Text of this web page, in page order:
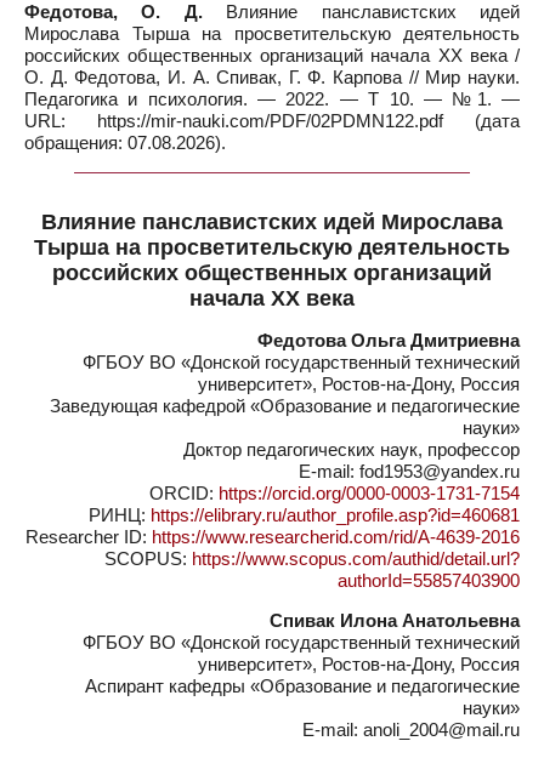
Федотова, О. Д.Влияние панславистских идей
Мирослава Тырша на просветительскую деятельность
российских общественных организаций начала ХХ века /
О. Д. Федотова, И. А. Спивак, Г. Ф. Карпова // Мир науки.
Педагогика и психология. — 2022. — Т 10. — №1. —
URL: https://mir-nauki.com/PDF/02PDMN122.pdf (дата
обращения: 07.08.2026).
Влияние панславистских идей Мирослава
Тырша на просветительскую деятельность
российских общественных организаций
начала ХХ века
Федотова Ольга Дмитриевна
ФГБОУ ВО «Донской государственный технический
университет», Ростов-на-Дону, Россия
Заведующая кафедрой «Образование и педагогические
науки»
Доктор педагогических наук, профессор
E-mail: fod1953@yandex.ru
ORCID: https://orcid.org/0000-0003-1731-7154
РИНЦ: https://elibrary.ru/author_profile.asp?id=460681
Researcher ID: https://www.researcherid.com/rid/A-4639-2016
SCOPUS: https://www.scopus.com/authid/detail.url?
authorId=55857403900
Спивак Илона Анатольевна
ФГБОУ ВО «Донской государственный технический
университет», Ростов-на-Дону, Россия
Аспирант кафедры «Образование и педагогические
науки»
E-mail: anoli_2004@mail.ru